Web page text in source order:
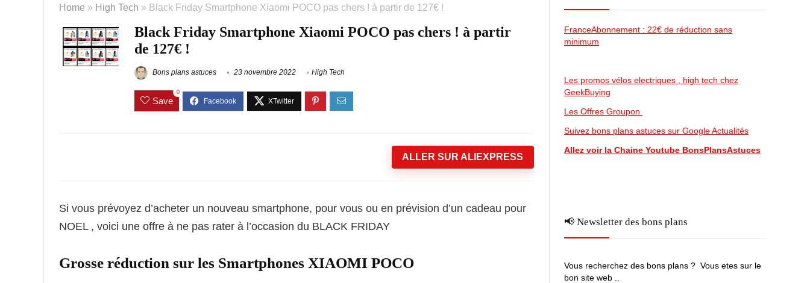
Home » High Tech » Black Friday Smartphone Xiaomi POCO pas chers ! à partir de 127€ !
Black Friday Smartphone Xiaomi POCO pas chers ! à partir
de 127€ !
Bons plans astuces 23 novembre 2022 High Tech
Save
0
ALLER SUR ALIEXPRESS
Si vous prévoyez d’acheter un nouveau smartphone, pour vous ou en prévision d’un cadeau pour
NOEL , voici une offre à ne pas rater à l’occasion du BLACK FRIDAY
Grosse réduction sur les Smartphones XIAOMI POCO
FranceAbonnement : 22€ de réduction sans
minimum
Les promos vélos electriques , high tech chez
GeekBuying
Les Offres Groupon
Suivez bons plans astuces sur Google Actualités
Allez voir la Chaine Youtube BonsPlansAstuces
📢 Newsletter des bons plans
Vous recherchez des bons plans ? Vous etes sur le
bon site web ..